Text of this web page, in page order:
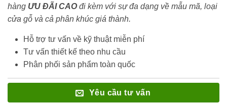
hàng ƯU ĐÃI CAOđi kèm với sự đa dạng về mẫu mã, loại
cửa gỗ và cả phân khúc giá thành.
Hỗ trợ tư vấn về kỹ thuật miễn phí
Tư vấn thiết kế theo nhu cầu
Phân phối sản phẩm toàn quốc
Yêu cầu tư vấn